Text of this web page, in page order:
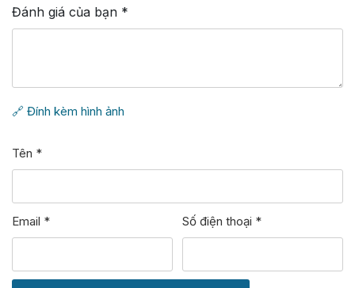
Đánh giá của bạn *
🔗 Đính kèm hình ảnh
Tên *
Email * Số điện thoại *